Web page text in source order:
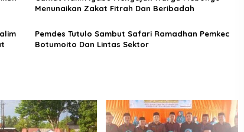
Menunaikan Zakat Fitrah Dan Beribadah
Pemdes Tutulo Sambut Safari Ramadhan Pemkec
Botumoito Dan Lintas Sektor